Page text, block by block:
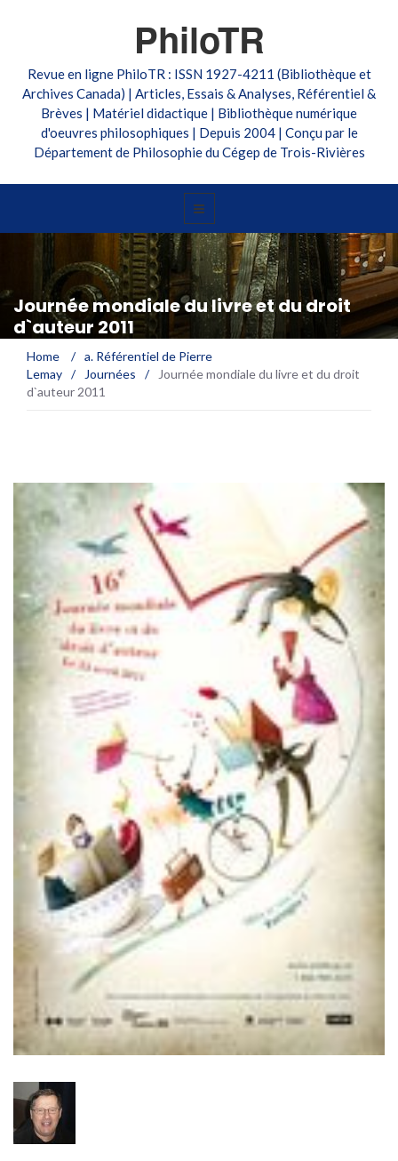
PhiloTR
Revue en ligne PhiloTR : ISSN 1927-4211 (Bibliothèque et
Archives Canada) | Articles, Essais & Analyses, Référentiel &
Brèves | Matériel didactique | Bibliothèque numérique
d'oeuvres philosophiques | Depuis 2004 | Conçu par le
Département de Philosophie du Cégep de Trois-Rivières
Journée mondiale du livre et du droit
d`auteur 2011
Home / a. Référentiel de Pierre
Lemay / Journées /
Journée mondiale du livre et du droit
d`auteur 2011